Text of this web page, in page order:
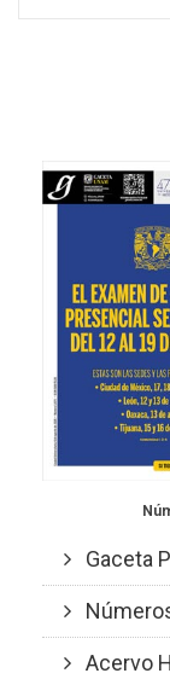
Gaceta
Acervo